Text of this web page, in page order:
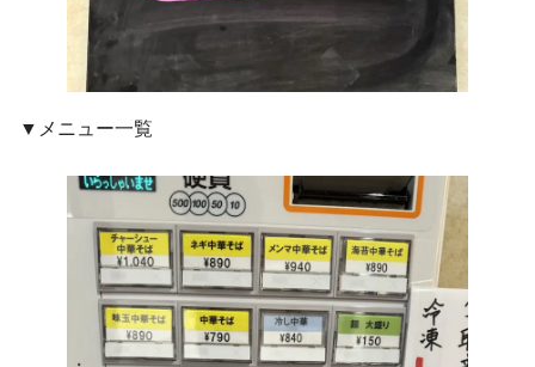
▼メニュー一覧